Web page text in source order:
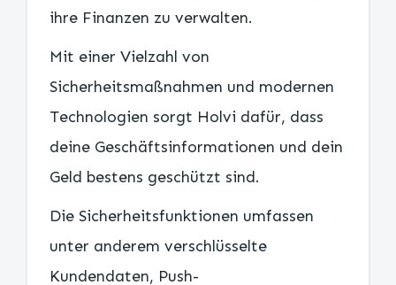
ihre Finanzen zu verwalten.
Mit einer Vielzahl von
Sicherheitsmaßnahmen und modernen
Technologien sorgt Holvi dafür, dass
deine Geschäftsinformationen und dein
Geld bestens geschützt sind.
Die Sicherheitsfunktionen umfassen
unter anderem verschlüsselte
Kundendaten, Push-